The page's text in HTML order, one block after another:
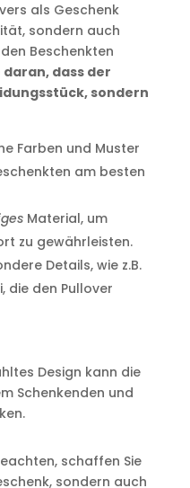
als Geschenk
sondern auch
Beschenkten
daran, dass der
sondern
Farben und Muster
am besten
Material, um
zu gewährleisten.
Details, wie z.B.
die den Pullover
Design kann die
Schenkenden und
schaffen Sie
sondern auch